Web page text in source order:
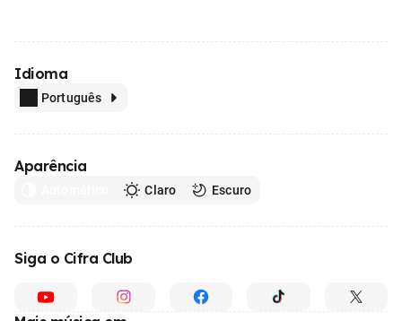
Idioma
Português
Aparência
Claro Escuro
Siga o Cifra Club